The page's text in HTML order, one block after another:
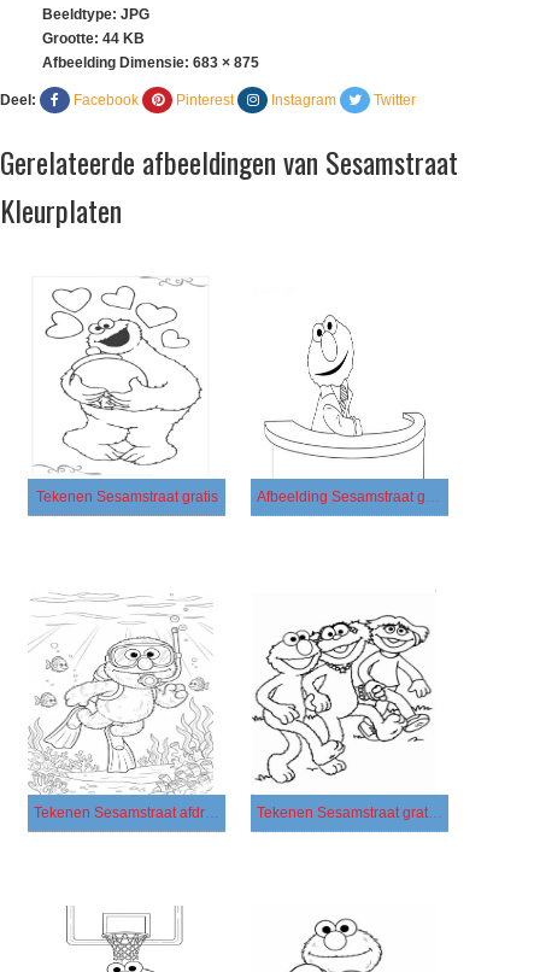
Beeldtype: JPG
Grootte: 44 KB
Afbeelding Dimensie: 683 × 875
Deel: Facebook Pinterest Instagram Twitter
Gerelateerde afbeeldingen van Sesamstraat
Kleurplaten
Tekenen Sesamstraat gratis Afbeelding Sesamstraat gratis
Tekenen Sesamstraat afdrukbaar simpel Tekenen Sesamstraat gratis afdrukbaar eenvoudig